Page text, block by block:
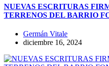
NUEVAS ESCRITURAS
TERRENOS DEL BARRIO
Germán Vitale
diciembre 16, 2024